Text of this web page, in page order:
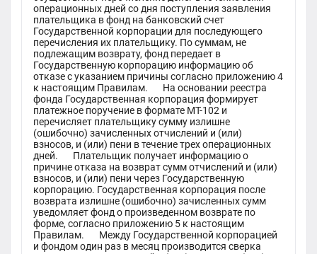
операционных дней со дня поступления заявления
плательщика в фонд на банковский счет
Государственной корпорации для последующего
перечисления их плательщику. По суммам, не
подлежащим возврату, фонд передает в
Государственную корпорацию информацию об
отказе с указанием причины согласно приложению 4
к настоящим Правилам. На основании реестра
фонда Государственная корпорация формирует
платежное поручение в формате МТ-102 и
перечисляет плательщику сумму излишне
(ошибочно) зачисленных отчислений и (или)
взносов, и (или) пени в течение трех операционных
дней. Плательщик получает информацию о
причине отказа на возврат сумм отчислений и (или)
взносов, и (или) пени через Государственную
корпорацию. Государственная корпорация после
возврата излишне (ошибочно) зачисленных сумм
уведомляет фонд о произведенном возврате по
форме, согласно приложению 5 к настоящим
Правилам. Между Государственной корпорацией
и фондом один раз в месяц производится сверка